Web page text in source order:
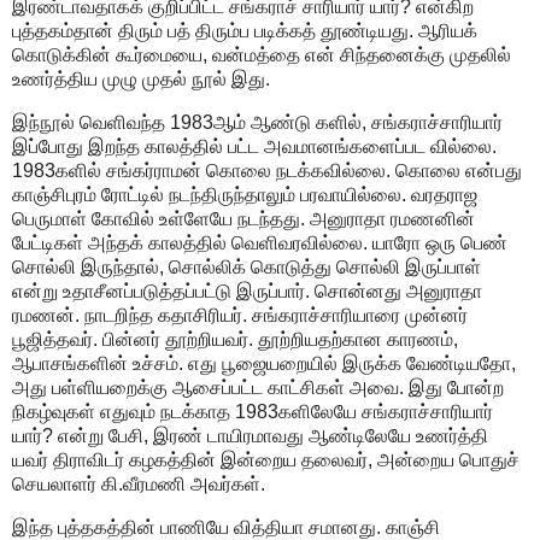
இரண்டாவதாகக் குறிப்பிட்ட சங்கராச் சாரியார் யார்? என்கிற
புத்தகம்தான் திரும் பத் திரும்ப படிக்கத் தூண்டியது. ஆரியக்
கொடுக்கின் கூர்மையை, வன்மத்தை என் சிந்தனைக்கு முதலில்
உணர்த்திய முழு முதல் நூல் இது.
இந்நூல் வெளிவந்த 1983ஆம் ஆண்டு களில், சங்கராச்சாரியார்
இப்போது இறந்த காலத்தில் பட்ட அவமானங்களைப்பட வில்லை.
1983களில் சங்கர்ராமன் கொலை நடக்கவில்லை. கொலை என்பது
காஞ்சிபுரம் ரோட்டில் நடந்திருந்தாலும் பரவாயில்லை. வரதராஜ
பெருமாள் கோவில் உள்ளேயே நடந்தது. அனுராதா ரமணனின்
பேட்டிகள் அந்தக் காலத்தில் வெளிவரவில்லை. யாரோ ஒரு பெண்
சொல்லி இருந்தால், சொல்லிக் கொடுத்து சொல்லி இருப்பாள்
என்று உதாசீனப்படுத்தப்பட்டு இருப்பார். சொன்னது அனுராதா
ரமணன். நாடறிந்த கதாசிரியர். சங்கராச்சாரியாரை முன்னர்
பூஜித்தவர். பின்னர் தூற்றியவர். தூற்றியதற்கான காரணம்,
ஆபாசங்களின் உச்சம். எது பூஜையறையில் இருக்க வேண்டியதோ,
அது பள்ளியறைக்கு ஆசைப்பட்ட காட்சிகள் அவை. இது போன்ற
நிகழ்வுகள் எதுவும் நடக்காத 1983களிலேயே சங்கராச்சாரியார்
யார்? என்று பேசி, இரண் டாயிரமாவது ஆண்டிலேயே உணர்த்தி
யவர் திராவிடர் கழகத்தின் இன்றைய தலைவர், அன்றைய பொதுச்
செயலாளர் கி.வீரமணி அவர்கள்.
இந்த புத்தகத்தின் பாணியே வித்தியா சமானது. காஞ்சி